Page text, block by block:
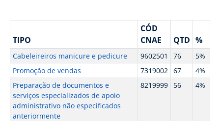
TIPO
CÓD
CNAE
QTD %
Cabeleireiros manicure e pedicure 9602501 76
5%
Promoção de vendas
7319002 67
4%
Preparação de documentos e
serviços especializados de apoio
administrativo não especificados
anteriormente
8219999 56 4%